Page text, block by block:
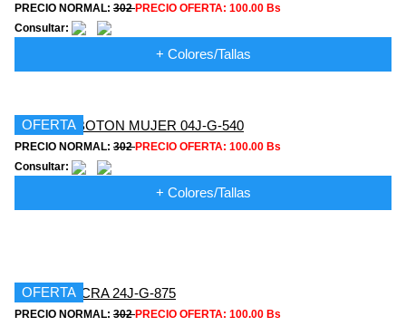
PRECIO NORMAL: 302PRECIO OFERTA: 100.00 Bs
Consultar:
+ Colores/Tallas
OFERTA
PRECIO NORMAL: 302PRECIO OFERTA: 100.00 Bs
Consultar:
+ Colores/Tallas
OFERTA
PRECIO NORMAL: 302PRECIO OFERTA: 100.00 Bs